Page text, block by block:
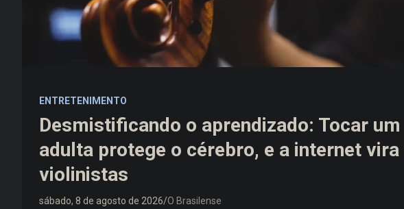
ENTRETENIMENTO
Desmistificando o aprendizado: Tocar
adulta protege o cérebro, e a internet
violinistas
sábado, 8 de agosto de 2026 O Brasilense